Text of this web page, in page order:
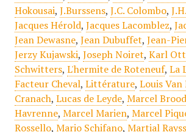
Hokousai, J.Burssens, J.C. Colombo,
Jacques Hérold, Jacques Lacomblez,
Jean Dewasne, Jean Dubuffet, Jean-
Jerzy Kujawski, Joseph Noiret, Karl
Schwitters, L'hermite de Roteneuf, La
Facteur Cheval, Littérature, Louis
Cranach, Lucas de Leyde, Marcel
Havrenne, Marcel Marien, Marcel
Rossello, Mario Schifano, Martial